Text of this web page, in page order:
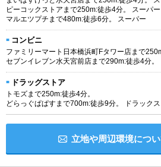
ピーコックストアまで250m:徒歩4分。 スーパー
マルエツプチまで480m:徒歩6分。 スーパー
コンビニ
ファミリーマート日本橋浜町Fタワー店まで
セブンイレブン水天宮前店まで290m:徒歩4分。
ドラッグストア
トモズまで250m:徒歩4分。
どらっぐぱぱすまで700m:徒歩9分。 ドラック
立地や周辺環境につい